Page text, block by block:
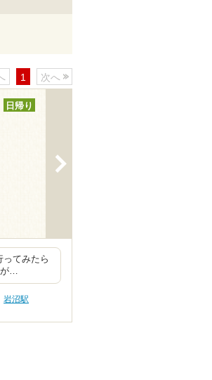
1 次へ
日帰り
てみたら
が…
岩沼駅